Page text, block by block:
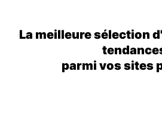
La meilleure sélection
parmi vos sites